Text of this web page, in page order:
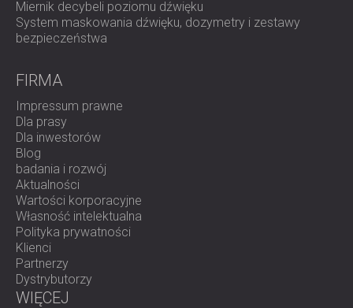
Miernik decybeli poziomu dźwięku
System maskowania dźwięku, dozymetry i zestawy
bezpieczeństwa
FIRMA
Impressum prawne
Dla prasy
Dla inwestorów
Blog
badania i rozwój
Aktualności
Wartości korporacyjne
Własność intelektualna
Polityka prywatności
Klienci
Partnerzy
Dystrybutorzy
WIĘCEJ